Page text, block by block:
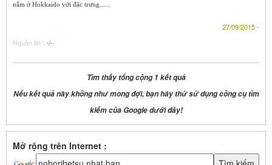
nằm ở Hokkaido với đặc trưng......
27/09/2015 -
Nguồn tin : -/-
Tìm thấy tổng cộng 1 kết quả
Nếu kết quả này không như mong đợi, bạn hãy thử sử dụng công cụ tìm
kiếm của Google dưới đây!
Mở rộng trên Internet :